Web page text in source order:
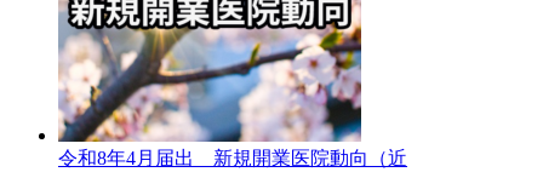
令和8年4月届出 新規開業医院動向（近